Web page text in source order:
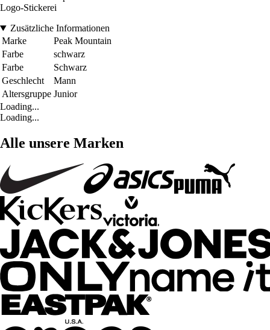
Logo-Stickerei
Zusätzliche Informationen
Marke
Peak Mountain
Farbe
schwarz
Farbe
Schwarz
Geschlecht
Mann
Altersgruppe Junior
Loading...
Loading...
Alle unsere Marken